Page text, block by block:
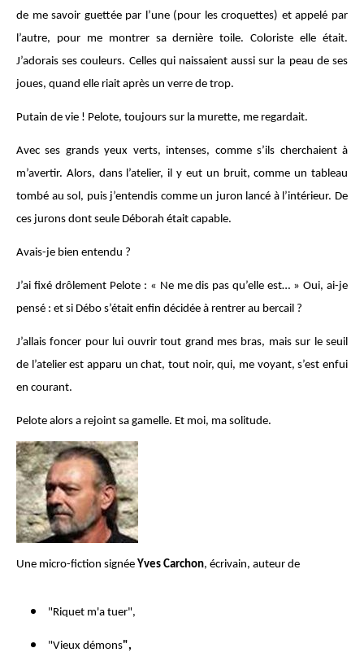
de me savoir guettée par l’une (pour les croquettes) et appelé par
l’autre, pour me montrer sa dernière toile. Coloriste elle était.
J’adorais ses couleurs. Celles qui naissaient aussi sur la peau de ses
joues, quand elle riait après un verre de trop.
Putain de vie ! Pelote, toujours sur la murette, me regardait.
Avec ses grands yeux verts, intenses, comme s’ils cherchaient à
m’avertir. Alors, dans l’atelier, il y eut un bruit, comme un tableau
tombé au sol, puis j’entendis comme un juron lancé à l’intérieur. De
ces jurons dont seule Déborah était capable.
Avais-je bien entendu ?
J’ai fixé drôlement Pelote : « Ne me dis pas qu’elle est… » Oui, ai-je
pensé : et si Débo s’était enfin décidée à rentrer au bercail ?
J’allais foncer pour lui ouvrir tout grand mes bras, mais sur le seuil
de l’atelier est apparu un chat, tout noir, qui, me voyant, s’est enfui
en courant.
Pelote alors a rejoint sa gamelle. Et moi, ma solitude.
Une micro-fiction signée Yves Carchon, écrivain, auteur de
"Riquet m'a tuer",
"Vieux démons",